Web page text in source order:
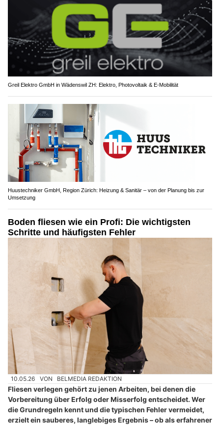
Greil Elektro GmbH in Wädenswil ZH: Elektro, Photovoltaik & E-Mobilität
Huustechniker GmbH, Region Zürich: Heizung & Sanitär – von der Planung bis zur
Umsetzung
Boden fliesen wie ein Profi: Die wichtigsten
Schritte und häufigsten Fehler
10.05.26 VON BELMEDIA REDAKTION
Fliesen verlegen gehört zu jenen Arbeiten, bei denen die
Vorbereitung über Erfolg oder Misserfolg entscheidet. Wer
die Grundregeln kennt und die typischen Fehler vermeidet,
erzielt ein sauberes, langlebiges Ergebnis – ob als erfahrener